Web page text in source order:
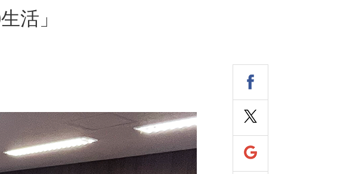
活」